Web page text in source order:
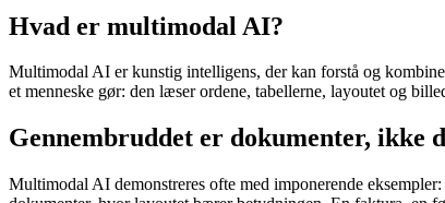
Hvad er multimodal AI?
Multimodal AI er kunstig intelligens, der kan forstå og
et menneske gør: den læser ordene, tabellerne, layoutet og
Gennembruddet er dokumenter, ikke
Multimodal AI demonstreres ofte med imponerende